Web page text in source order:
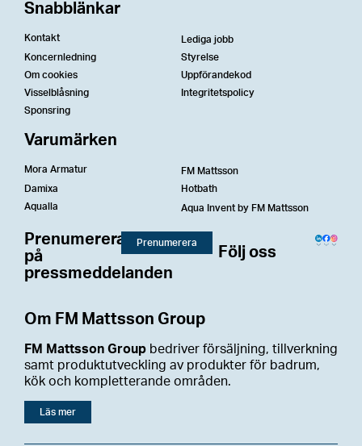
Om FM Mattsson Group
FM Mattsson Group bedriver försäljning, tillverkning
samt produktutveckling av produkter för badrum,
kök och kompletterande områden.
Läs mer
Snabblänkar
Kontakt
Lediga jobb
Koncernledning
Styrelse
Om cookies
Uppförandekod
Visselblåsning
Integritetspolicy
Sponsring
Varumärken
Mora Armatur
FM Mattsson
Damixa
Hotbath
Aqualla
Aqua Invent by FM Mattsson
Prenumerera
på
pressmeddelanden
Prenumerera
Följ oss